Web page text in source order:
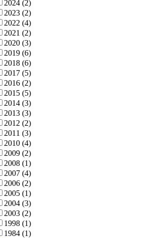
2024 (2)
2023 (2)
2022 (4)
2021 (2)
2020 (3)
2019 (6)
2018 (6)
2017 (5)
2016 (2)
2015 (5)
2014 (3)
2013 (3)
2012 (2)
2011 (3)
2010 (4)
2009 (2)
2008 (1)
2007 (4)
2006 (2)
2005 (1)
2004 (3)
2003 (2)
1998 (1)
1984 (1)